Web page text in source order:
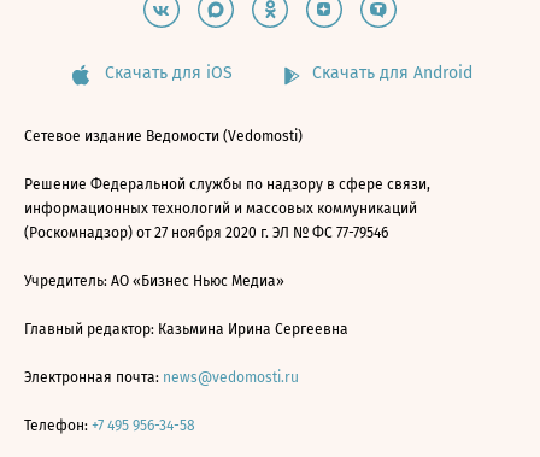
Скачать для iOS Скачать для Android
Сетевое издание Ведомости (Vedomosti)
Решение Федеральной службы по надзору в сфере связи,
информационных технологий и массовых коммуникаций
(Роскомнадзор) от 27 ноября 2020 г. ЭЛ № ФС 77-79546
Учредитель: АО «Бизнес Ньюс Медиа»
Главный редактор: Казьмина Ирина Сергеевна
Электронная почта: news@vedomosti.ru
Телефон: +7 495 956-34-58